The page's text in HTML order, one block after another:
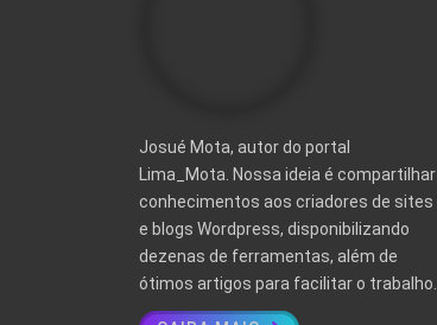
Josué Mota, autor do portal
Lima_Mota. Nossa ideia é compartilhar
conhecimentos aos criadores de sites
e blogs Wordpress, disponibilizando
dezenas de ferramentas, além de
ótimos artigos para facilitar o trabalho.